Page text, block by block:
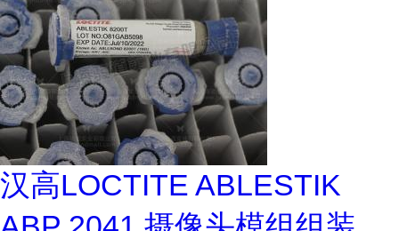
汉高LOCTITE ABLESTIK